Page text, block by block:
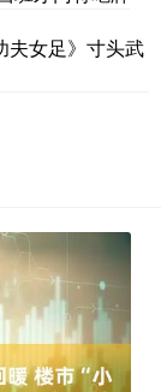
夫女足》寸头武